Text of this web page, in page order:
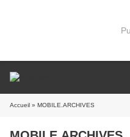
Accueil » MOBILE.ARCHIVES